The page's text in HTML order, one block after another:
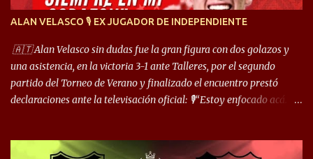
encarar, de enganchar. Pero yo soy un hombre que pica mucho y
arco y tengo más posibilidades”. Sobre lo que le pide el DT,
comentó: “Cuando juego de 9, obviamente me pide presionar, y
cuand...
ALAN VELASCO 🎙 EX JUGADOR DE INDEPENDIENTE
🇦🇹 Alan Velasco sin dudas fue la gran figura con dos golazos y
una asistencia, en la victoria 3-1 ante Talleres, por el segundo
partido del Torneo de Verano y finalizado el encuentro prestó
declaraciones ante la televisación oficial: 🎙️“Estoy enfocado acá.
ojalá sea lo mejor para el club y para mí. Independiente va a estar